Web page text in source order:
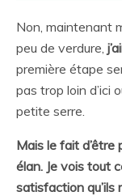
Non, maintenant
peu de verdure,
première étape
pas trop loin d’ici
petite serre.
Mais le fait d’être
élan. Je vois tout
satisfaction